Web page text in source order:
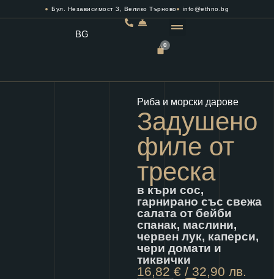
Бул. Независимост 3, Велико Търново info@ethno.bg
BG
0
Риба и морски дарове
Задушено
филе от
треска
в къри сос,
гарнирано със свежа
салата от бейби
спанак, маслини,
червен лук, каперси,
чери домати и
тиквички
16,82 € / 32,90 лв.